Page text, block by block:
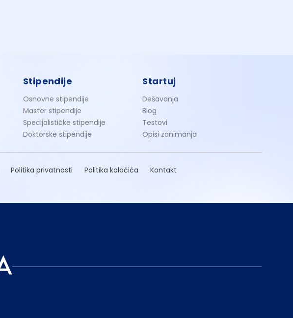
Stipendije
Osnovne stipendije
Master stipendije
Specijalističke stipendije
Doktorske stipendije
Startuj
Dešavanja
Blog
Testovi
Opisi zanimanja
Politika privatnosti Politika kolačića Kontakt